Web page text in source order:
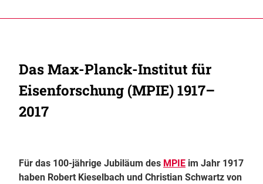
DasMax-Planck-Institut für
Eisenforschung (MPIE)1917–
2017
Für das 100-jährige Jubiläum des MPIE im Jahr 1917
haben Robert Kieselbach und Christian Schwartz von